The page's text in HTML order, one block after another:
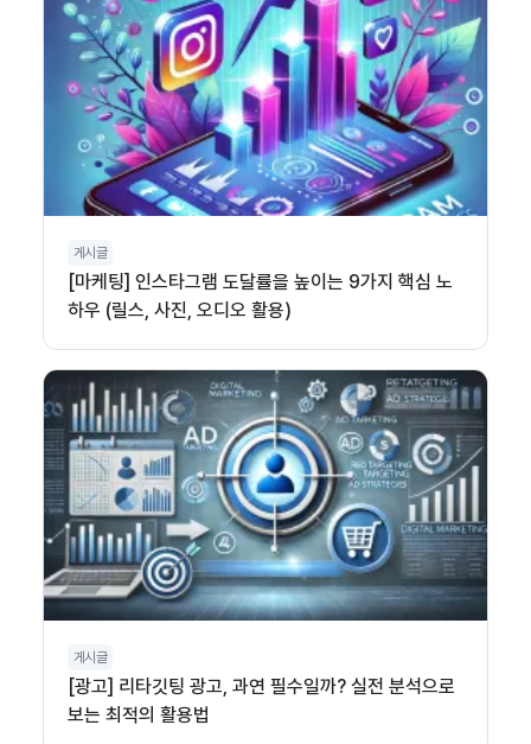
게시글
[마케팅] 인스타그램 도달률을 높이는 9가지 핵심 노
하우 (릴스, 사진, 오디오 활용)
게시글
[광고] 리타깃팅 광고, 과연 필수일까? 실전 분석으로
보는 최적의 활용법